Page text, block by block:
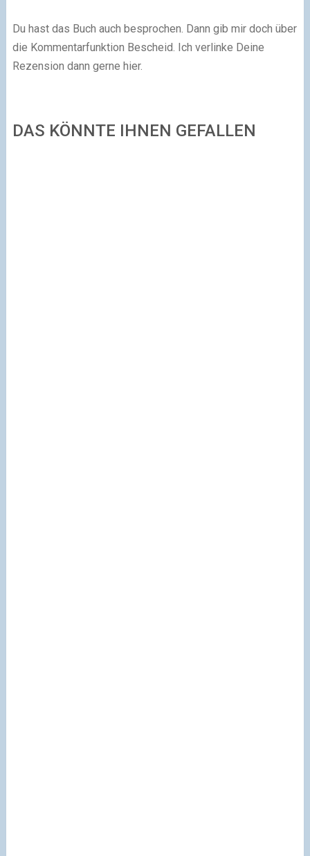
Du hast das Buch auch besprochen. Dann gib mir doch über
die Kommentarfunktion Bescheid. Ich verlinke Deine
Rezension dann gerne hier.
DAS KÖNNTE IHNEN GEFALLEN